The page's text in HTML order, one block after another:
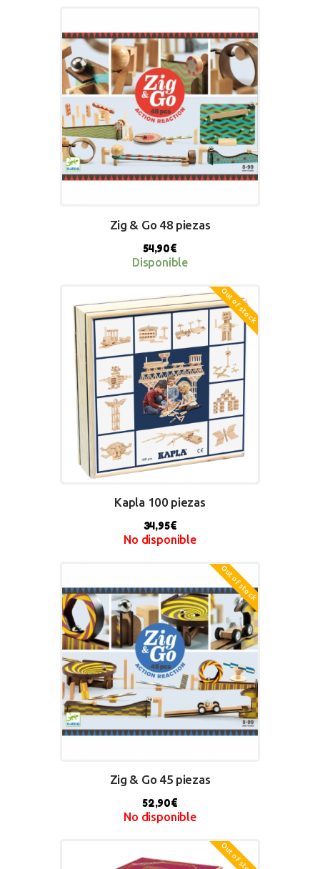
BUY NOW
Zig & Go 48 piezas
54,90€
Disponible
Out of stock
Kapla 100 piezas
34,95€
No disponible
Out of stock
BUY NOW
Zig & Go 45 piezas
52,90€
No disponible
Out of stock